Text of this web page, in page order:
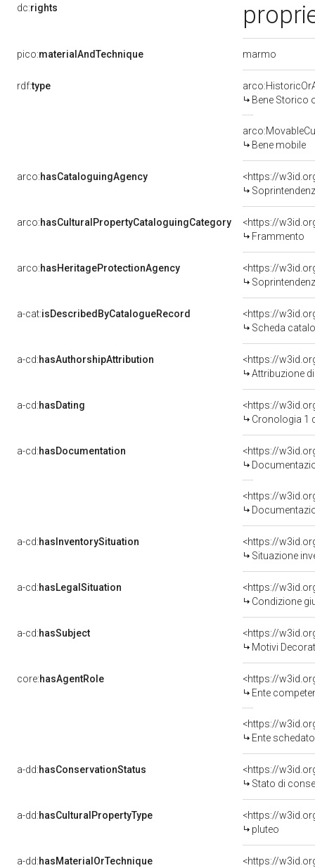
dc:rights
pico:materialAndTechnique marmo
rdf:type
Bene Storico
Bene mobile
arco:hasCataloguingAgency
<https://
arco:hasCulturalPropertyCataloguingCategory
<https://
Frammento
arco:hasHeritageProtectionAgency
<https://
a-cat:isDescribedByCatalogueRecord
<https://
Scheda
a-cd:hasAuthorshipAttribution
Attribuzione
a-cd:hasDating
<https://
Cronologia 1
a-cd:hasDocumentation
a-cd:hasInventorySituation
<https://
Situazione
a-cd:hasLegalSituation
Condizione
a-cd:hasSubject
<https://
Motivi
core:hasAgentRole
<https://
Ente competente
<https://
Ente schedatore
a-dd:hasConservationStatus
<https://
Stato di
a-dd:hasCulturalPropertyType
<https://
pluteo
a-dd:hasMaterialOrTechnique <https://